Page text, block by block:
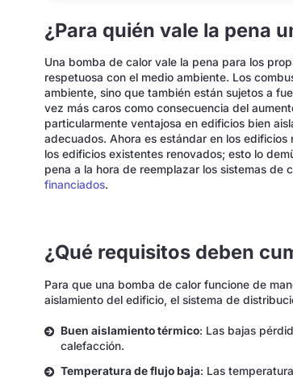
¿Para quién vale la pena
Una bomba de calor vale la pena para los
respetuosa con el medio ambiente. Los
ambiente, sino que también están sujetos a
vez más caros como consecuencia del
particularmente ventajosa en edificios bien
adecuados. Ahora es estándar en los
los edificios existentes renovados; esto lo
pena a la hora de reemplazar los sistemas de
financiados.
¿Qué requisitos deben
Para que una bomba de calor funcione de
aislamiento del edificio, el sistema de
Buen aislamiento térmico: Las bajas
calefacción.
Temperatura de flujo baja: Las